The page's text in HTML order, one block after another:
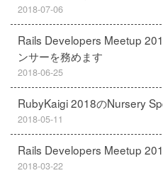
2018-07-06
Rails Developers Meetup
ンサーを務めます
2018-06-25
RubyKaigi 2018のNursery
2018-05-11
Rails Developers Meetup
2018-03-22